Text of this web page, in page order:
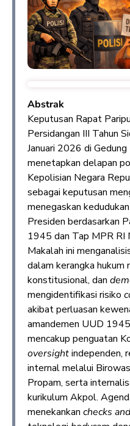
Abstrak
Keputusan Rapat
Persidangan III Tahun
Januari 2026 di
menetapkan delapan
Kepolisian Negara
sebagai keputusan
menegaskan
Presiden berdasarkan
1945 dan Tap MPR
Makalah ini
dalam kerangka
konstitusional, dan
mengidentifikasi risiko
akibat perluasan
amandemen UUD
mencakup penguatan
oversightindependen,
internal melalui
Propam, serta
kurikulum Akpol.
menekankan checks